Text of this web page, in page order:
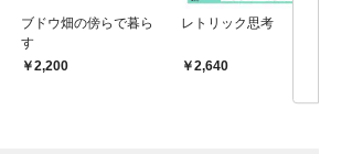
ブドウ畑の傍らで暮ら
す
2,200
レトリック思考
2,640